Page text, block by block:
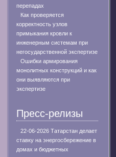
перепадах
Как проверяется
корректность узлов
примыкания кровли к
инженерным системам при
негосударственной экспертизе
Ошибки армирования
монолитных конструкций и как
они выявляются при
экспертизе
Пресс-релизы
22-06-2026 Татарстан делает
ставку на энергосбережение в
домах и бюджетных